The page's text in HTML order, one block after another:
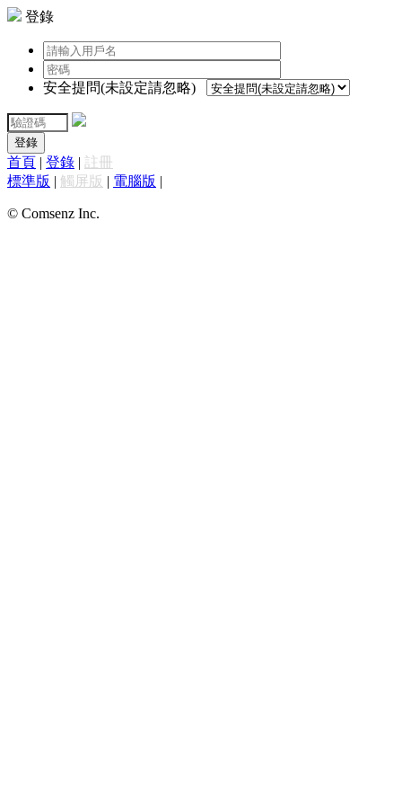
登錄
安全提問(未設定請忽略)
登錄
首頁 | 登錄 | 註冊
標準版 | 觸屏版 | 電腦版 |
© Comsenz Inc.